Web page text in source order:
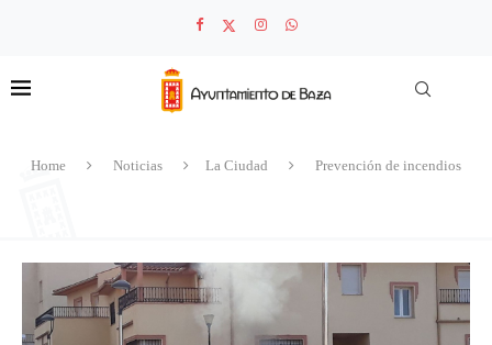
Home Noticias La Ciudad Prevención de incendios